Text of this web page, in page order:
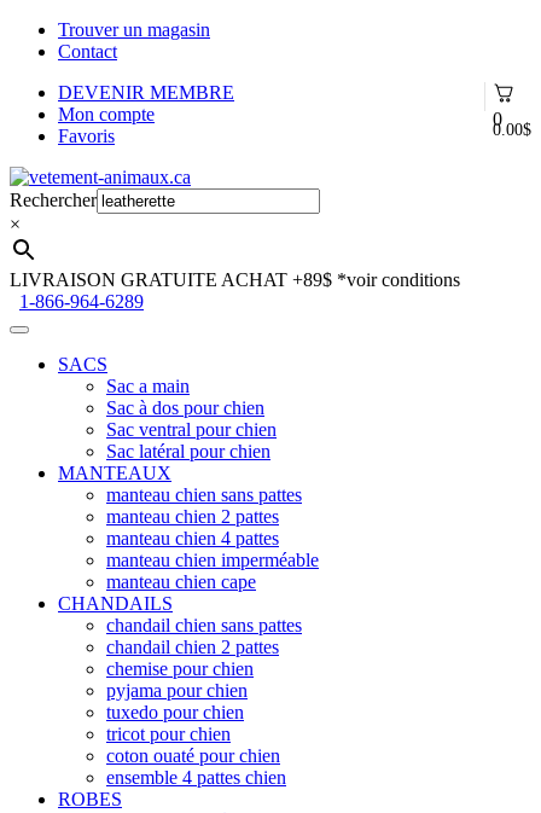
Trouver un magasin
Contact
0
0.00$
DEVENIR MEMBRE
Mon compte
Favoris
Aller
à
la
navigation
Aller
au
contenu
Rechercher
×
LIVRAISON GRATUITE ACHAT +89$ *voir conditions
1-866-964-6289
SACS
Sac a main
Sac à dos pour chien
Sac ventral pour chien
Sac latéral pour chien
MANTEAUX
manteau chien sans pattes
manteau chien 2 pattes
manteau chien 4 pattes
manteau chien imperméable
manteau chien cape
CHANDAILS
chandail chien sans pattes
chandail chien 2 pattes
chemise pour chien
pyjama pour chien
tuxedo pour chien
tricot pour chien
coton ouaté pour chien
ensemble 4 pattes chien
ROBES